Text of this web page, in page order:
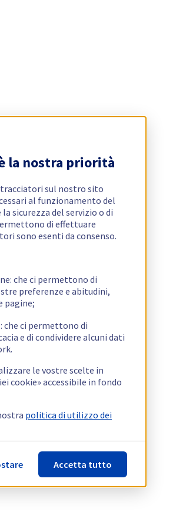
la nostra priorità
sul nostro sito
al funzionamento del
sicurezza del servizio o di
di effettuare
sono esenti da consenso.
che ci permettono di
preferenze e abitudini,
pagine;
che ci permettono di
e di condividere alcuni dati
le vostre scelte in
cookie» accessibile in fondo
politica di utilizzo dei
Accetta tutto